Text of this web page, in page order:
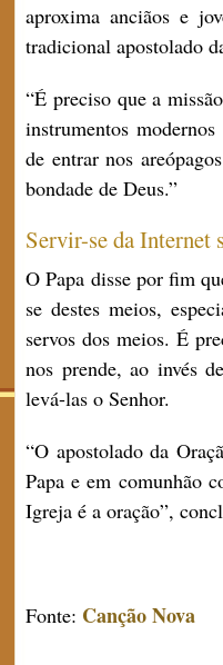
aproxima anciãos e
tradicional apostolado
“É preciso que a
instrumentos
de entrar nos
bondade de Deus.”
Servir-se da Internet
O Papa disse por fim
se destes meios,
servos dos meios. É
nos prende, ao invés
levá-las o Senhor.
“O apostolado da
Papa e em comunhão
Igreja é a oração”,
Fonte: Canção Nova